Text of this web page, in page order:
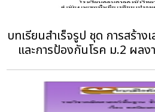
บทเรียนสำเร็จรูป ชุด การสร้า
และการป้องกันโรค ม.2 ผล